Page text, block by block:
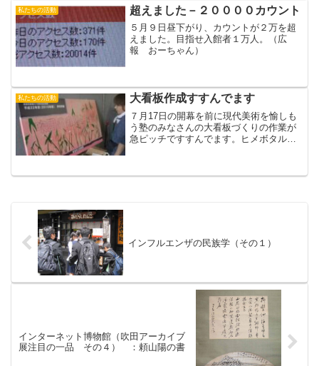
は今年で３回目になりますが、３．１１
の東日本大震災という「い...
私たちの活動 超えました－２００００カウント
５月９日昼下がり、カウントが２万を超
えました。目指せ入館者１万人。（広
報 おーちゃん）
私たちの活動 大看板作成すすんでます
７月17日の開幕を前に現代美術を愉しも
う塾のみなさんの大看板づくりの作業が
急ピッチですすんでます。ヒメボタル、
インフルエンザの民族学（その１）
インターネット博物館（吹田アーカイブ
展注目の一品 その４） ：頼山陽の書